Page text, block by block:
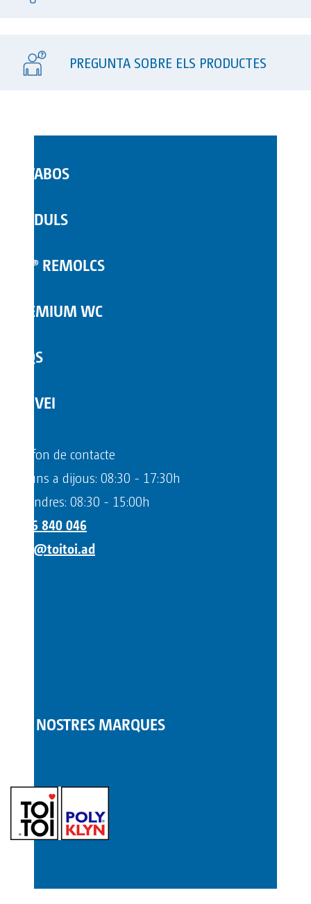
PREGUNTA SOBRE ELS PRODUCTES
LAVABOS
MÒDULS
TOI® REMOLCS
PREMIUM WC
FAQS
SERVEI
Telèfon de contacte
Dilluns a dijous: 08:30 - 17:30h
Divendres: 08:30 - 15:00h
+376 840 046
info@toitoi.ad
LES NOSTRES MARQUES